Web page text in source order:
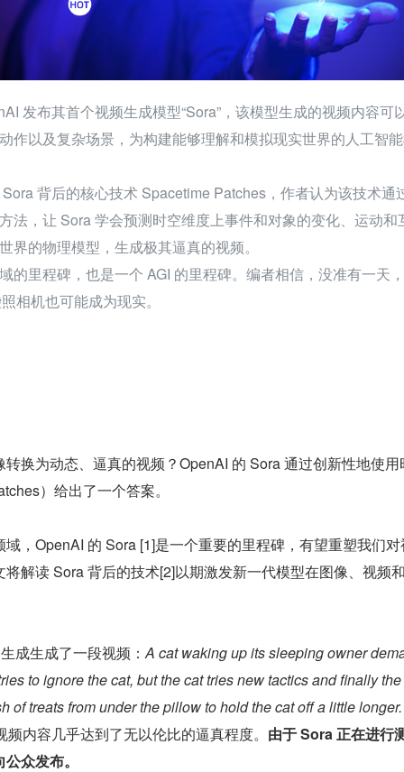
发布其首个视频生成模型“Sora”，该模型生成的视频内容可
作以及复杂场景，为构建能够理解和模拟现实世界的人工智
背后的核心技术 Spacetime Patches，作者认为该技术通
法，让 Sora 学会预测时空维度上事件和对象的变化、运动和
界的物理模型，生成极其逼真的视频。
的里程碑，也是一个 AGI 的里程碑。编者相信，没准有一天
相机也可能成为现实。
换为动态、逼真的视频？OpenAI 的 Sora 通过创新性地使用
）给出了一个答案。
，OpenAI 的 Sora [1]是一个重要的里程碑，有望重塑我们
解读 Sora 背后的技术[2]以期激发新一代模型在图像、视频
成生成了一段视频：A cat waking up its sleeping owner
to ignore the cat, but the cat tries new tactics and finally
of treats from under the pillow to hold the cat off a little longer.
内容几乎达到了无以伦比的逼真程度。 由于 Sora 正在进行
众发布。